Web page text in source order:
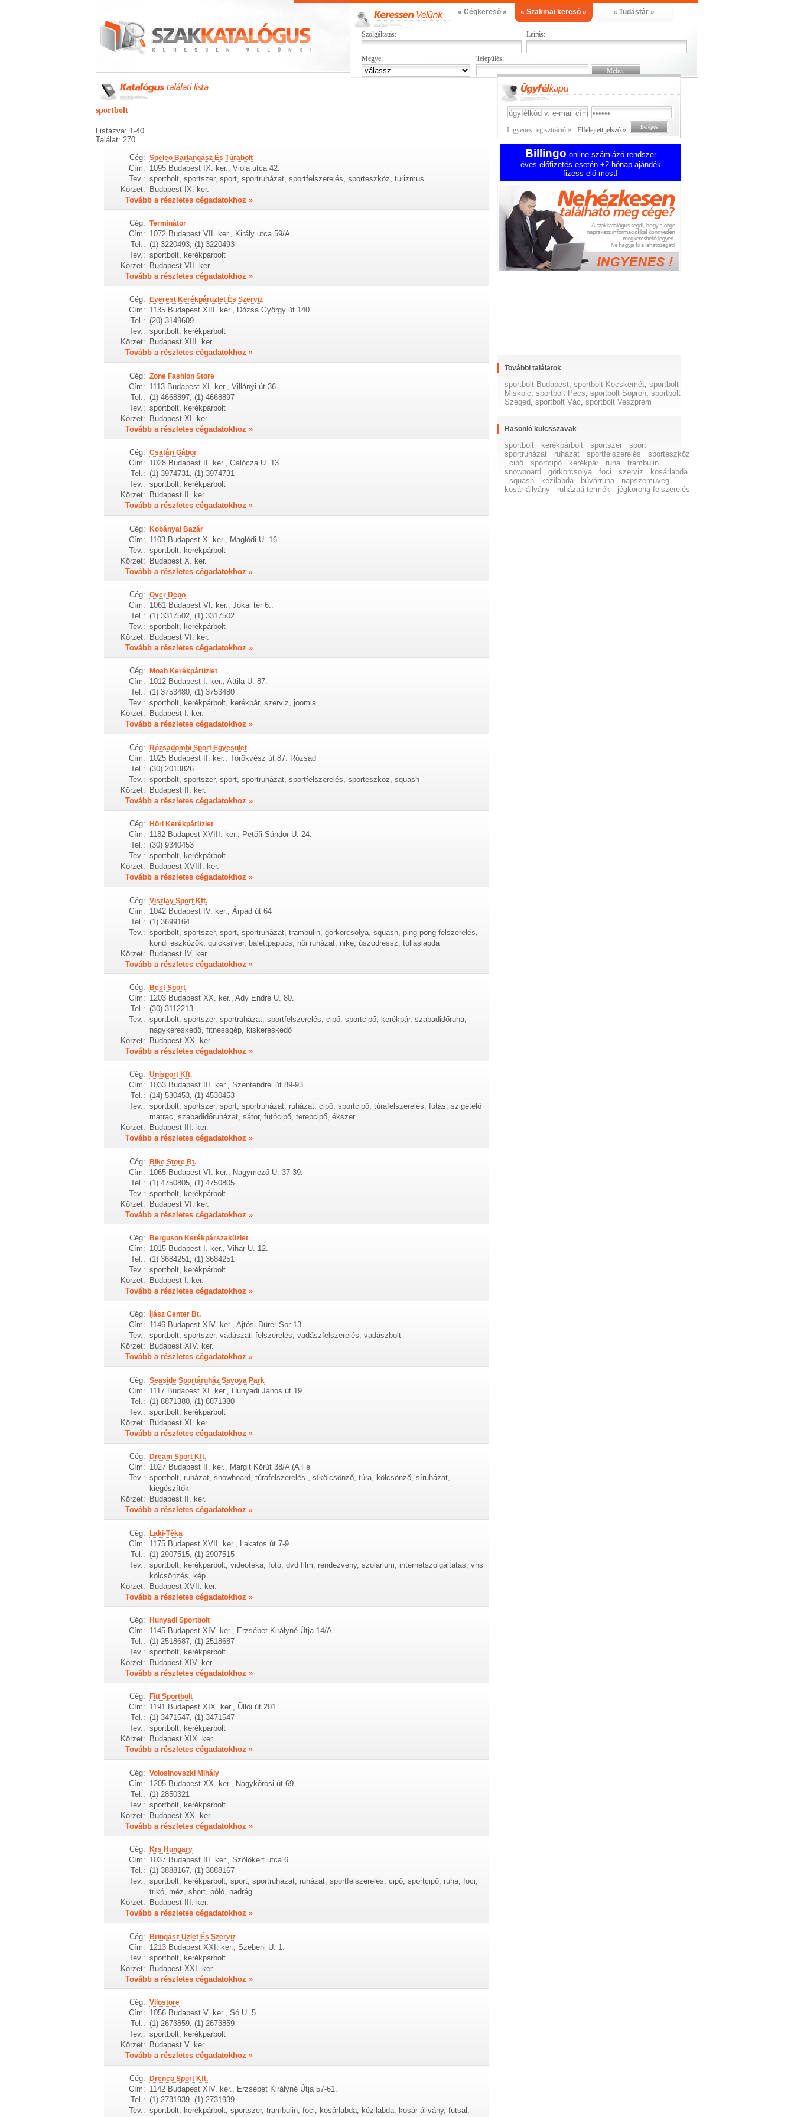
« Cégkereső » « Szakmai kereső » « Tudástár »
Szolgáltatás: Leírás:
Megye: Település:
sportbolt
Listázva: 1-40
Találat: 270
Cég: Speleo Barlangász És Túrabolt
Cím: 1095 Budapest IX. ker., Viola utca 42.
Tev.: sportbolt, sportszer, sport, sportruházat, sportfelszerelés, sporteszköz, turizmus
Körzet: Budapest IX. ker.
Tovább a részletes cégadatokhoz »
Cég: Terminátor
Cím: 1072 Budapest VII. ker., Király utca 59/A
Tel.: (1) 3220493, (1) 3220493
Tev.: sportbolt, kerékpárbolt
Körzet:
Budapest VII. ker.
Tovább a részletes cégadatokhoz »
Cég: Everest Kerékpárüzlet És Szerviz
Cím: 1135 Budapest XIII. ker., Dózsa György út 140.
Tel.: (20) 3149609
Tev.: sportbolt, kerékpárbolt
Körzet:
Budapest XIII. ker.
Tovább a részletes cégadatokhoz »
Cég: Zone Fashion Store
Cím: 1113 Budapest XI. ker., Villányi út 36.
Tel.: (1) 4668897, (1) 4668897
Tev.: sportbolt, kerékpárbolt
Körzet:
Budapest XI. ker.
Tovább a részletes cégadatokhoz »
Cég: Csatári Gábor
Cím: 1028 Budapest II. ker., Galócza U. 13.
Tel.: (1) 3974731, (1) 3974731
Tev.: sportbolt, kerékpárbolt
Körzet:
Budapest II. ker.
Tovább a részletes cégadatokhoz »
Cég: Kobányai Bazár
Cím: 1103 Budapest X. ker., Maglódi U. 16.
Tev.: sportbolt, kerékpárbolt
Körzet: Budapest X. ker.
Tovább a részletes cégadatokhoz »
Cég: Over Depo
Cím: 1061 Budapest VI. ker., Jókai tér 6..
Tel.: (1) 3317502, (1) 3317502
Tev.: sportbolt, kerékpárbolt
Körzet:
Budapest VI. ker.
Tovább a részletes cégadatokhoz »
Cég: Moab Kerékpárüzlet
Cím: 1012 Budapest I. ker., Attila U. 87.
Tel.: (1) 3753480, (1) 3753480
Tev.: sportbolt, kerékpárbolt, kerékpár, szerviz, joomla
Körzet:
Budapest I. ker.
Tovább a részletes cégadatokhoz »
Cég: Rózsadombi Sport Egyesület
Cím: 1025 Budapest II. ker., Törökvész út 87. Rózsad
Tel.: (30) 2013826
Tev.: sportbolt, sportszer, sport, sportruházat, sportfelszerelés, sporteszköz, squash
Körzet: Budapest II. ker.
Tovább a részletes cégadatokhoz »
Cég: Hörl Kerékpárüzlet
Cím: 1182 Budapest XVIII. ker., Petőfi Sándor U. 24.
Tel.: (30) 9340453
Tev.: sportbolt, kerékpárbolt
Körzet:
Budapest XVIII. ker.
Tovább a részletes cégadatokhoz »
Cég: Viszlay Sport Kft.
Cím: 1042 Budapest IV. ker., Árpád út 64
Tel.: (1) 3699164
Tev.: sportbolt, sportszer, sport, sportruházat, trambulin, görkorcsolya, squash, ping-pong felszerelés,
kondi eszközök, quicksilver, balettpapucs, női ruházat, nike, úszódressz, tollaslabda
Körzet: Budapest IV. ker.
Tovább a részletes cégadatokhoz »
Cég: Best Sport
Cím: 1203 Budapest XX. ker., Ady Endre U. 80.
Tel.: (30) 3112213
Tev.: sportbolt, sportszer, sportruházat, sportfelszerelés, cipő, sportcipő, kerékpár, szabadidőruha,
nagykereskedő, fitnessgép, kiskereskedő
Körzet:
Budapest XX. ker.
Tovább a részletes cégadatokhoz »
Cég: Unisport Kft.
Cím: 1033 Budapest III. ker., Szentendrei út 89-93
Tel.: (14) 530453, (1) 4530453
Tev.: sportbolt, sportszer, sport, sportruházat, ruházat, cipő, sportcipő, túrafelszerelés, futás, szigetelő
matrac, szabadidőruházat, sátor, futócipő, terepcipő, ékszer
Körzet:
Budapest III. ker.
Tovább a részletes cégadatokhoz »
Cég: Bike Store Bt.
Cím: 1065 Budapest VI. ker., Nagymező U. 37-39.
Tel.: (1) 4750805, (1) 4750805
Tev.: sportbolt, kerékpárbolt
Körzet: Budapest VI. ker.
Tovább a részletes cégadatokhoz »
Cég: Berguson Kerékpárszaküzlet
Cím: 1015 Budapest I. ker., Vihar U. 12.
Tel.: (1) 3684251, (1) 3684251
Tev.: sportbolt, kerékpárbolt
Körzet:
Budapest I. ker.
Tovább a részletes cégadatokhoz »
Cég: Íjász Center Bt.
Cím: 1146 Budapest XIV. ker., Ajtósi Dürer Sor 13.
Tev.: sportbolt, sportszer, vadászati felszerelés, vadászfelszerelés, vadászbolt
Körzet:
Budapest XIV. ker.
Tovább a részletes cégadatokhoz »
Cég: Seaside Sportáruház Savoya Park
Cím: 1117 Budapest XI. ker., Hunyadi János út 19
Tel.: (1) 8871380, (1) 8871380
Tev.: sportbolt, kerékpárbolt
Körzet:
Budapest XI. ker.
Tovább a részletes cégadatokhoz »
Cég: Dream Sport Kft.
Cím: 1027 Budapest II. ker., Margit Körút 38/A (A Fe
Tev.: sportbolt, ruházat, snowboard, túrafelszerelés., síkölcsönző, túra, kölcsönző, síruházat,
kiegészítők
Körzet:
Budapest II. ker.
Tovább a részletes cégadatokhoz »
Cég: Laki-Téka
Cím: 1175 Budapest XVII. ker., Lakatos út 7-9.
Tel.: (1) 2907515, (1) 2907515
Tev.: sportbolt, kerékpárbolt, videotéka, fotó, dvd film, rendezvény, szolárium, internetszolgáltatás, vhs
kölcsönzés, kép
Körzet: Budapest XVII. ker.
Tovább a részletes cégadatokhoz »
Cég: Hunyadi Sportbolt
Cím: 1145 Budapest XIV. ker., Erzsébet Királyné Útja 14/A.
Tel.: (1) 2518687, (1) 2518687
Tev.: sportbolt, kerékpárbolt
Körzet:
Budapest XIV. ker.
Tovább a részletes cégadatokhoz »
Cég: Fitt Sportbolt
Cím: 1191 Budapest XIX. ker., Üllői út 201
Tel.: (1) 3471547, (1) 3471547
Tev.: sportbolt, kerékpárbolt
Körzet:
Budapest XIX. ker.
Tovább a részletes cégadatokhoz »
Cég: Volosinovszki Mihály
Cím: 1205 Budapest XX. ker., Nagykőrösi út 69
Tel.: (1) 2850321
Tev.: sportbolt, kerékpárbolt
Körzet:
Budapest XX. ker.
Tovább a részletes cégadatokhoz »
Cég: Krs Hungary
Cím: 1037 Budapest III. ker., Szőlőkert utca 6.
Tel.: (1) 3888167, (1) 3888167
Tev.: sportbolt, kerékpárbolt, sport, sportruházat, ruházat, sportfelszerelés, cipő, sportcipő, ruha, foci,
trikó, méz, short, póló, nadrág
Körzet:
Budapest III. ker.
Tovább a részletes cégadatokhoz »
Cég: Bringász Üzlet És Szerviz
Cím: 1213 Budapest XXI. ker., Szebeni U. 1.
Tev.: sportbolt, kerékpárbolt
Körzet: Budapest XXI. ker.
Tovább a részletes cégadatokhoz »
Cég: Vilostore
Cím: 1056 Budapest V. ker., Só U. 5.
Tel.: (1) 2673859, (1) 2673859
Tev.: sportbolt, kerékpárbolt
Körzet:
Budapest V. ker.
Tovább a részletes cégadatokhoz »
Cég: Drenco Sport Kft.
Cím: 1142 Budapest XIV. ker., Erzsébet Királyné Útja 57-61.
Tel.: (1) 2731939, (1) 2731939
Tev.: sportbolt, kerékpárbolt, sportszer, trambulin, foci, kosárlabda, kézilabda, kosár állvány, futsal,
Ingyenes regisztráció » Elfelejtett jelszó »
Billingo online számlázó rendszer
éves előfizetés esetén +2 hónap ajándék
fizess elő most!
További találatok
sportbolt Budapest,sportbolt Kecskemét,sportbolt
Miskolc,sportbolt Pécs,sportbolt Sopron,sportbolt
Szeged,sportbolt Vác,sportbolt Veszprém
Hasonló kulcsszavak
sportbolt kerékpárbolt sportszer
sport
sportruházat
ruházat sportfelszerelés
sporteszköz
cipő
sportcipő kerékpár ruha
trambulin
snowboard
görkorcsolya foci szerviz
kosárlabda
squash
kézilabda búvárruha
napszemüveg
kosár állvány
ruházati termék jégkorong felszerelés